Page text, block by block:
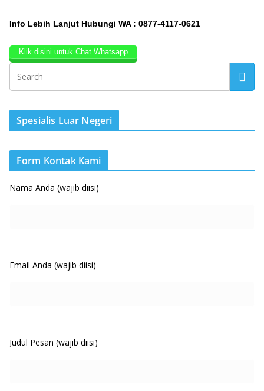
Info Lebih Lanjut Hubungi WA : 0877-4117-0621
Klik disini untuk Chat Whatsapp
Spesialis Luar Negeri
Form Kontak Kami
Nama Anda (wajib diisi)
Email Anda (wajib diisi)
Judul Pesan (wajib diisi)